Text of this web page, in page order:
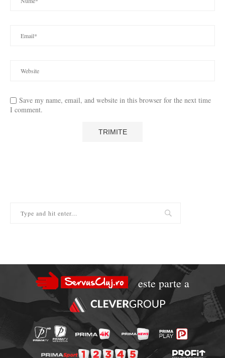
Save my name, email, and website in this browser for the next time
I comment.
este parte a